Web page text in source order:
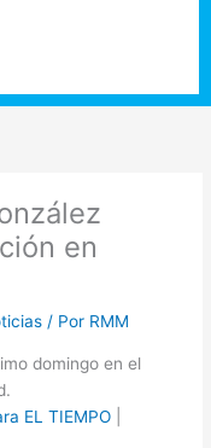
en
/ Por RMM
domingo en el
EL TIEMPO